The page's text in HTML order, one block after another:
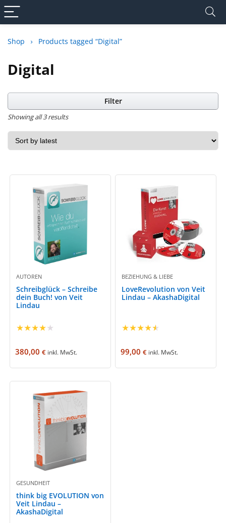
Shop Products tagged “Digital”
Digital
Filter
Showing all 3 results
AUTOREN
Schreibglück – Schreibe
dein Buch! von Veit
Lindau
★★★★★
380,00€ inkl. MwSt.
BEZIEHUNG & LIEBE
LoveRevolution von Veit
Lindau – AkashaDigital
★★★★★
99,00€ inkl. MwSt.
GESUNDHEIT
think big EVOLUTION von
Veit Lindau –
AkashaDigital